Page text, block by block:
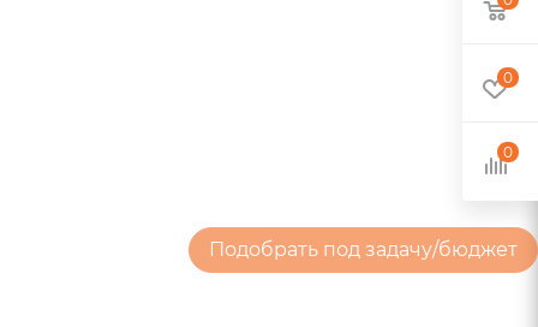
Подобрать под задачу/бюджет
0
0